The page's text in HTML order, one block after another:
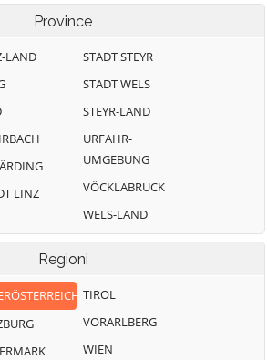
Province
LAND
LINZ
STADT STEYR
STADT WELS
STEYR-LAND
URFAHR-
UMGEBUNG
VÖCKLABRUCK
WELS-LAND
Regioni
TIROL
VORARLBERG
WIEN